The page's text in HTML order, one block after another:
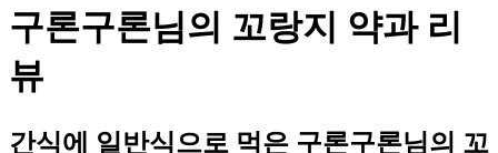
구론구론님의 꼬랑지 약과 리
뷰
간식에 일반식으로 먹은 구론구론님의 꼬